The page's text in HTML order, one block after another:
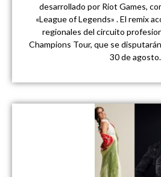
desarrollado por Riot Games,
«League of Legends» . El remix
regionales del circuito
Champions Tour, que se
30 de agosto.